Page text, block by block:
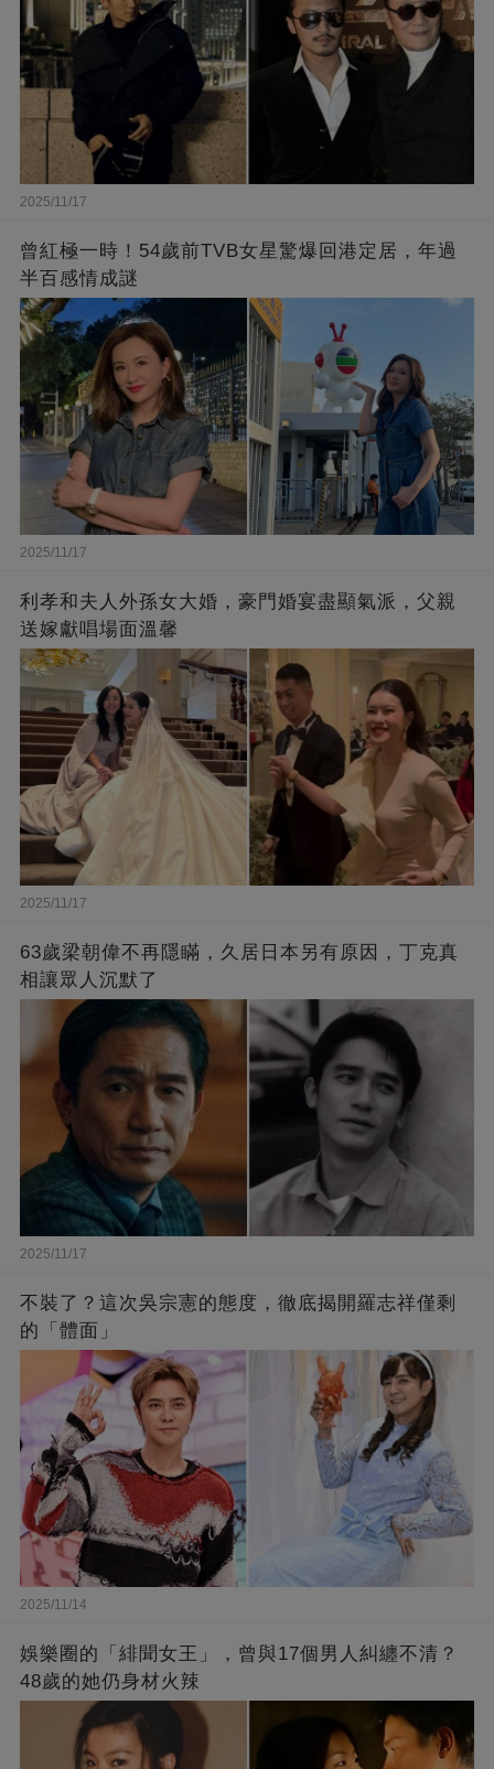
2025/11/17
曾紅極一時！54歲前TVB女星驚爆回港定居，年過
半百感情成謎
2025/11/17
利孝和夫人外孫女大婚，豪門婚宴盡顯氣派，父親
送嫁獻唱場面溫馨
2025/11/17
63歲梁朝偉不再隱瞞，久居日本另有原因，丁克真
相讓眾人沉默了
2025/11/17
不裝了？這次吳宗憲的態度，徹底揭開羅志祥僅剩
的「體面」
2025/11/14
娛樂圈的「緋聞女王」，曾與17個男人糾纏不清？
48歲的她仍身材火辣